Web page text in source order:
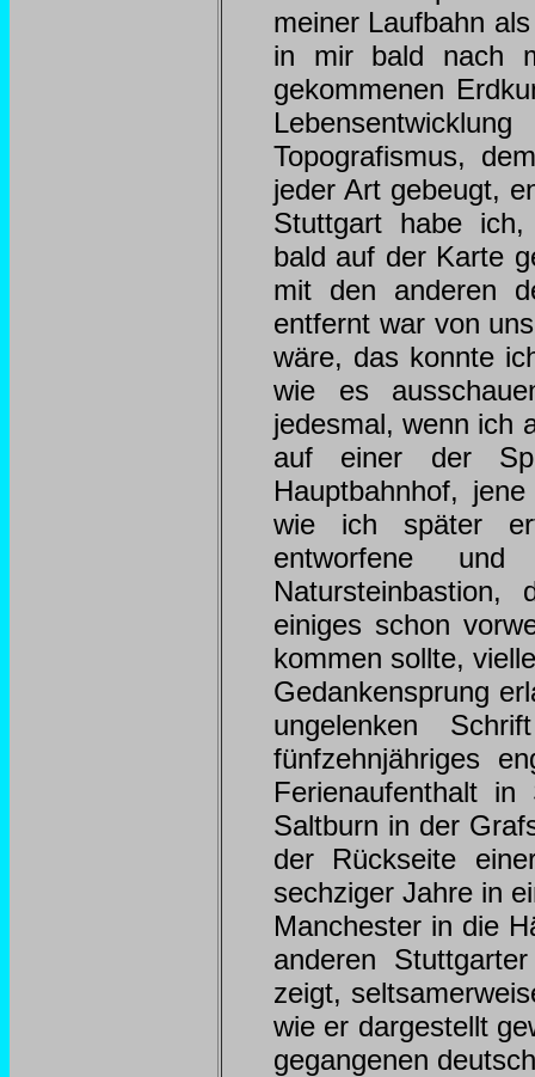
meiner Laufbahn
in mir bald nach
gekommenen
Topografismus,
jeder Art gebeugt,
Stuttgart habe
bald auf der Karte
mit den anderen
entfernt war von
wäre, das konnte
wie es
jedesmal, wenn ich
auf einer der
Hauptbahnhof,
wie ich später
entworfene
einiges schon
kommen sollte,
Gedankensprung
ungelenken
fünfzehnjähriges
Ferienaufenthalt
Saltburn in der
der Rückseite
sechziger Jahre in
Manchester in die
anderen
zeigt,
wie er dargestellt
gegangenen